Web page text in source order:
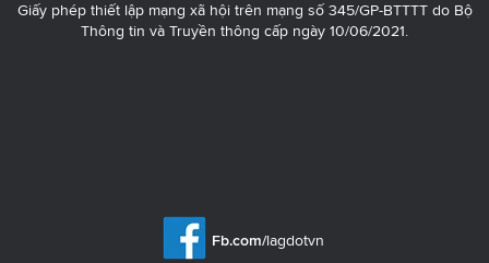
Giấy phép thiết lập mạng xã hội trên mạng số 345/GP-BTTTT do Bộ
Thông tin và Truyền thông cấp ngày 10/06/2021.
Fb.com/lagdotvn